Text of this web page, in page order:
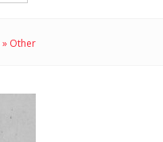
» Other